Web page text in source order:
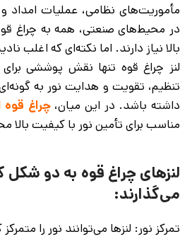
مأموریت‌های نظامی، عملیات امداد
در محیط‌های صنعتی، همه به چراغ
بالا نیاز دارند. اما نکته‌ای که اغلب
لنز چراغ قوه تنها نقش پوششی
تنظیم، تقویت و هدایت نور به
داشته باشد. در این میان،چراغ
مناسب برای تأمین نور با کیفیت
لنزهای چراغ قوه به دو شکل
می‌گذارند:
تمرکز نور: لنزها می‌توانند نور را